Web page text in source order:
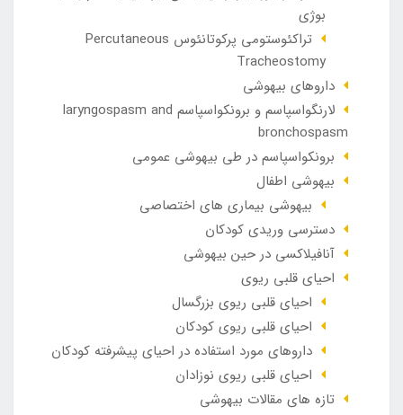
بوژی
تراکئوستومی پرکوتانئوس Percutaneous
Tracheostomy
داروهای بیهوشی
لارنگواسپاسم و برونکواسپاسم laryngospasm and
bronchospasm
برونکواسپاسم در طی بیهوشی عمومی
بیهوشی اطفال
بیهوشی بیماری های اختصاصی
دسترسی وریدی کودکان
آنافيلاکسی در حين بيهوشی
احیای قلبی ریوی
احیای قلبی ریوی بزرگسال
احیای قلبی ریوی کودکان
داروهای مورد استفاده در احیای پیشرفته کودکان
احیای قلبی ریوی نوزادان
تازه های مقالات بیهوشی